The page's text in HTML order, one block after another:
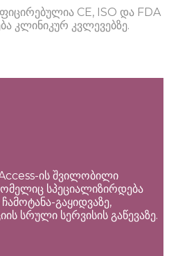
CE, ISO და FDA
კლინიკურ კვლევებზე.
ის შვილობილი
სპეციალიზირდება
გაყიდვაზე,
სრული სერვისის გაწევაზე.